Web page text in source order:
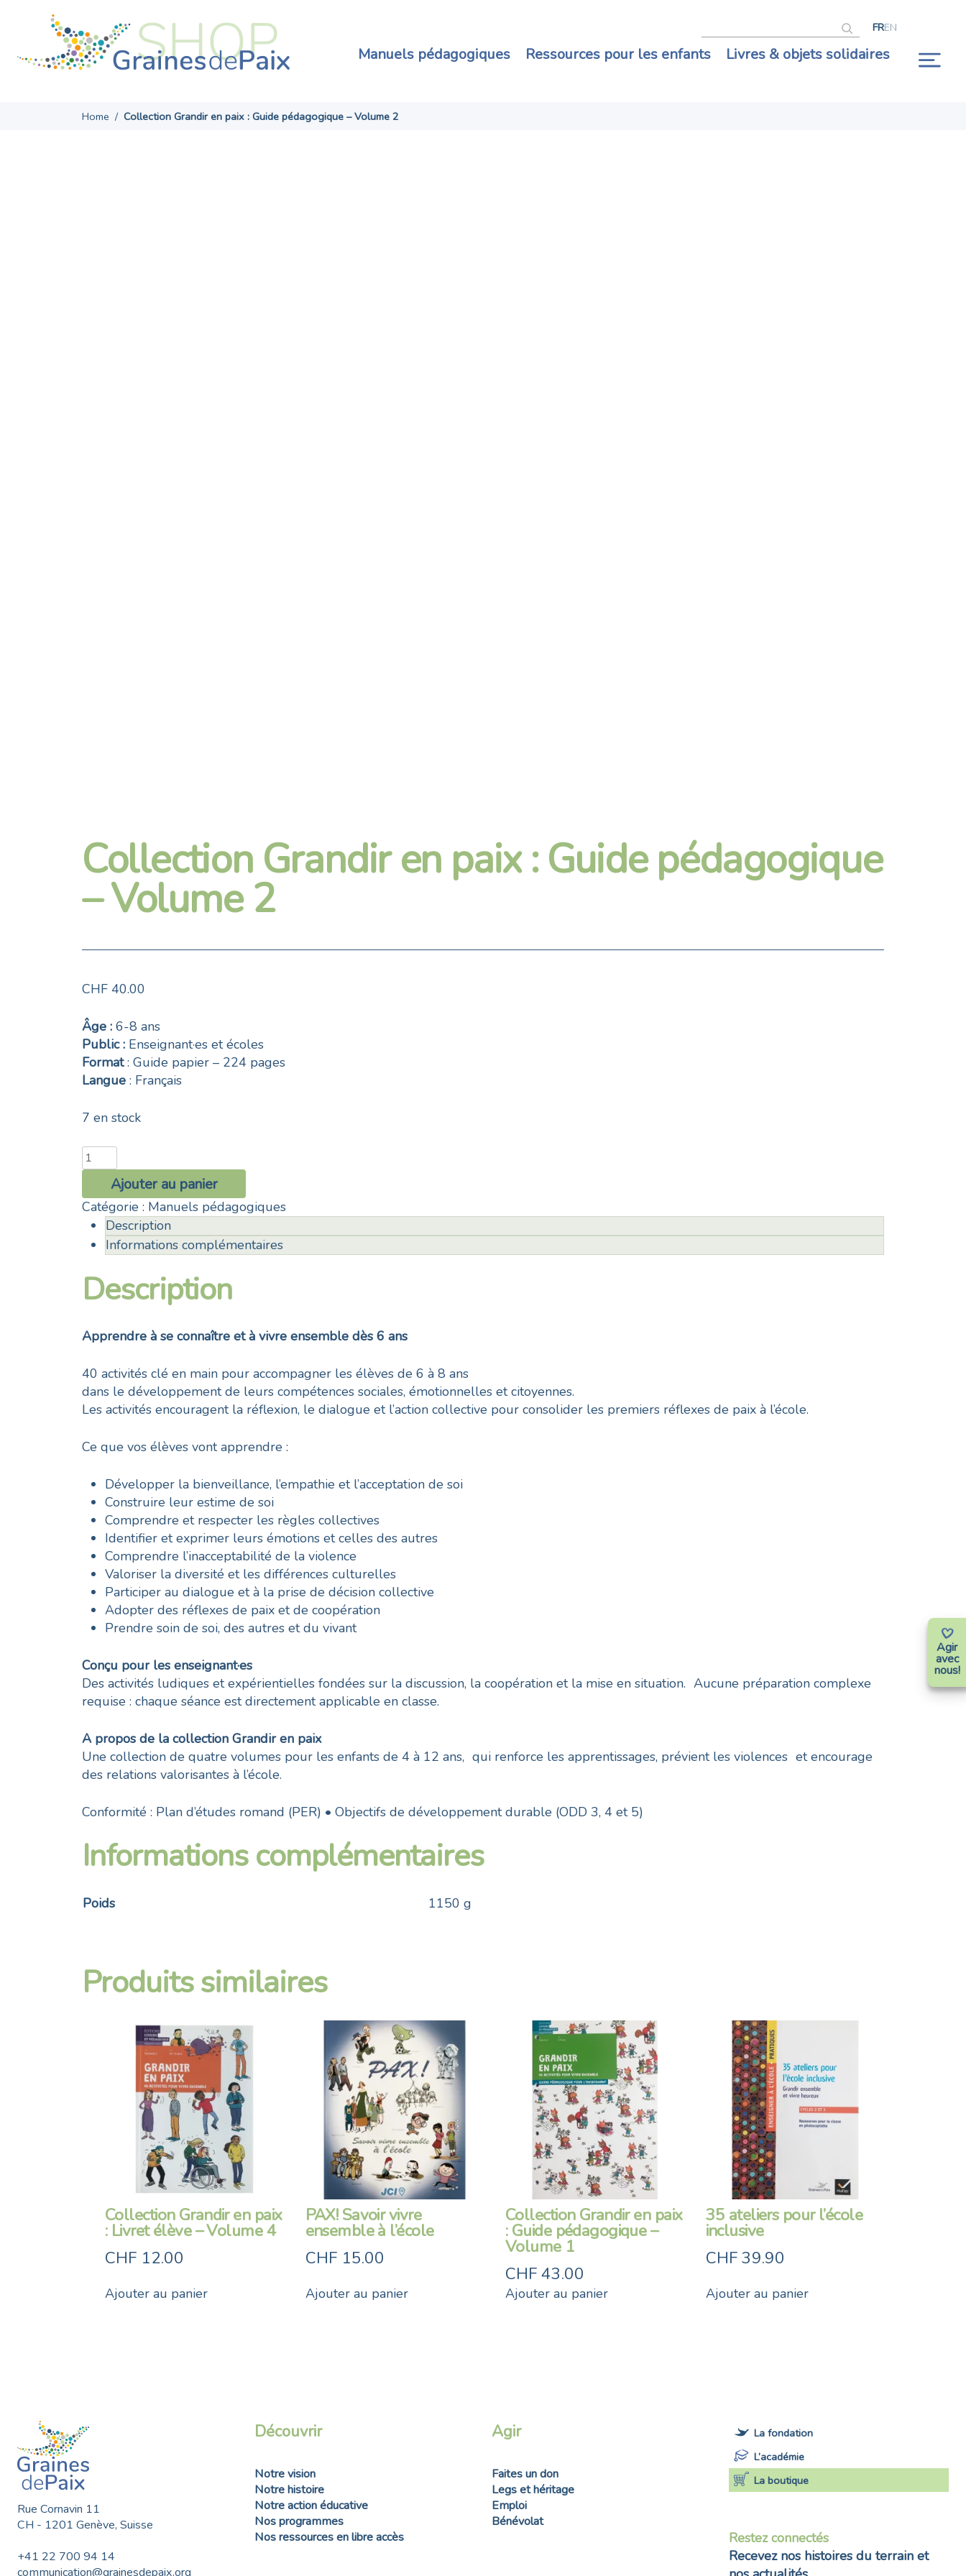
Agir
avec
nous!
FREN
Manuels pédagogiques Ressources pour les enfants Livres & objets solidaires
Home / Collection Grandir en paix : Guide pédagogique – Volume 2
Collection Grandir en paix : Guide pédagogique
– Volume 2
CHF 40.00
Âge : 6-8 ans
Public : Enseignant·es et écoles
Format: Guide papier – 224 pages
Langue : Français
7 en stock
quantité
de
Collection
Grandir
en
paix
Guide
pédagogique
Volume
Ajouter au panier
Catégorie : Manuels pédagogiques
Description
Informations complémentaires
Description
Apprendre à se connaître et à vivre ensemble dès 6 ans
40 activités clé en main pour accompagner les élèves de 6 à 8 ans
dans le développement de leurs compétences sociales, émotionnelles et citoyennes.
Les activités encouragent la réflexion, le dialogue et l’action collective pour consolider les premiers réflexes de paix à l’école.
Ce que vos élèves vont apprendre :
Développer la bienveillance, l’empathie et l’acceptation de soi
Construire leur estime de soi
Comprendre et respecter les règles collectives
Identifier et exprimer leurs émotions et celles des autres
Comprendre l’inacceptabilité de la violence
Valoriser la diversité et les différences culturelles
Participer au dialogue et à la prise de décision collective
Adopter des réflexes de paix et de coopération
Prendre soin de soi, des autres et du vivant
Conçu pour les enseignant·es
Des activités ludiques et expérientielles fondées sur la discussion, la coopération et la mise en situation. Aucune préparation complexe
requise : chaque séance est directement applicable en classe.
A propos de la collection Grandir en paix
Une collection de quatre volumes pour les enfants de 4 à 12 ans, qui renforce les apprentissages, prévient les violences et encourage
des relations valorisantes à l’école.
Conformité : Plan d’études romand (PER) • Objectifs de développement durable (ODD 3, 4 et 5)
Informations complémentaires
Poids 1150 g
Produits similaires
Collection Grandir en paix
: Livret élève – Volume 4
CHF 12.00
Ajouter au panier
PAX! Savoir vivre
ensemble à l’école
CHF15.00
Ajouter au panier
Collection Grandir en paix
: Guide pédagogique –
Volume 1
CHF43.00
Ajouter au panier
35 ateliers pour l’école
inclusive
CHF39.90
Ajouter au panier
Rue Cornavin 11
CH - 1201 Genève, Suisse
+41 22 700 94 14
communication@grainesdepaix.org
Découvrir
Notre vision
Notre histoire
Notre action éducative
Nos programmes
Nos ressources en libre accès
Agir
Faites un don
Legs et héritage
Emploi
Bénévolat
La fondation
L’académie
La boutique
Restez connectés
Recevez nos histoires du terrain et